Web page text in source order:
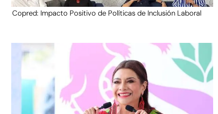
Copred: Impacto Positivo de Políticas de Inclusión Laboral